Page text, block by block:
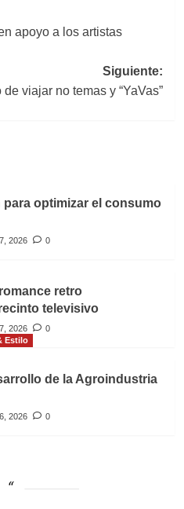
apoyo a los artistas
Siguiente:
de viajar no temas y “YaVas”
optimizar el consumo
2026
0
retro
televisivo
2026
0
Estilo
de la Agroindustria
2026 0